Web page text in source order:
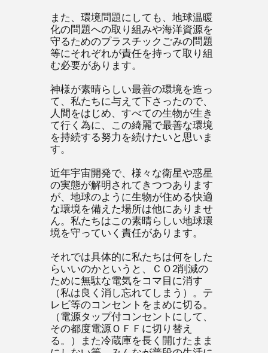
また、環境問題にしても、地球温暖
化の問題への取り組みや海洋資源を
守るためのプラスチックごみの問題
等にそれぞれが責任を持って取り組
む必要があります。
神様が素晴らしい最善の環境を造っ
て、私たちに与えて下さったので、
人間をはじめ、すべての生物が生き
て行く為に、この綺麗で最善な環境
を持続する努力を続けたいと思いま
す。
近年宇宙開発で、様々な衛星や惑星
の実態が解明されてきつつあります
が、地球のように生物が住める快適
な環境を備えた場所は他にありませ
ん。私たちはこの素晴らしい地球環
境を守っていく責任があります。
それでは具体的に私たちは何をした
らいいのかというと、ＣＯ2削減の
ために無駄な電気をコマ目に消す
（私は良く消し忘れてしまう）。テ
レビ等のコンセントをまめに切る。
（電源タップ付コンセントにして、
その都度電源ＯＦＦに切り替え
る。）また冷蔵庫を長く開けたまま